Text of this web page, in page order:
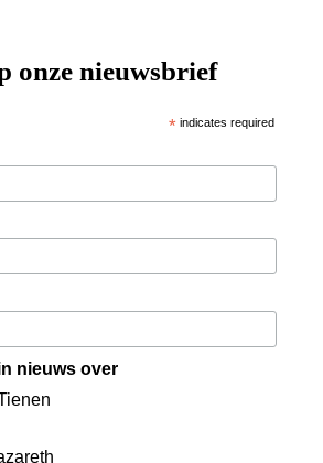
onze nieuwsbrief
* indicates required
nieuws over